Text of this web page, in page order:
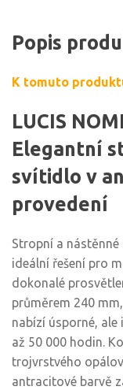
Popis
K tomuto
LUCIS
Elegantní
svítidlo v
provedení
Stropní a nástěnné
ideální řešení pro
dokonalé
průměrem 240
nabízí úsporné,
až 50 000 hodin.
trojvrstvého
antracitové barvě